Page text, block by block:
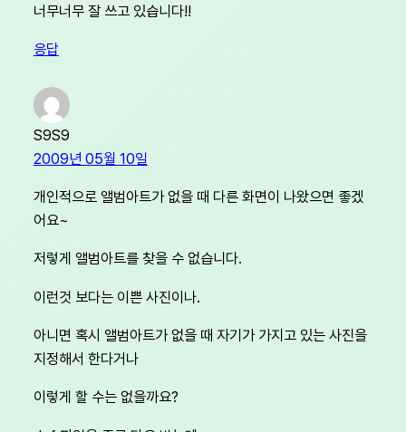
너무너무 잘 쓰고 있습니다!!
응답
S9S9
2009년 05월 10일
개인적으로 앨범아트가 없을 때 다른 화면이 나왔으면 좋겠
어요~
저렇게 앨범아트를 찾을 수 없습니다.
이런것 보다는 이쁜 사진이나.
아니면 혹시 앨범아트가 없을 때 자기가 가지고 있는 사진을
지정해서 한다거나
이렇게 할 수는 없을까요?